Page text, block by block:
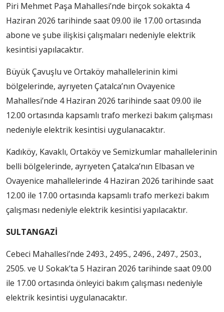
Piri Mehmet Paşa Mahallesi’nde birçok sokakta 4
Haziran 2026 tarihinde saat 09.00 ile 17.00 ortasında
abone ve şube ilişkisi çalışmaları nedeniyle elektrik
kesintisi yapılacaktır.
Büyük Çavuşlu ve Ortaköy mahallelerinin kimi
bölgelerinde, ayrıyeten Çatalca’nın Ovayenice
Mahallesi’nde 4 Haziran 2026 tarihinde saat 09.00 ile
12.00 ortasında kapsamlı trafo merkezi bakım çalışması
nedeniyle elektrik kesintisi uygulanacaktır.
Kadıköy, Kavaklı, Ortaköy ve Semizkumlar mahallelerinin
belli bölgelerinde, ayrıyeten Çatalca’nın Elbasan ve
Ovayenice mahallelerinde 4 Haziran 2026 tarihinde saat
12.00 ile 17.00 ortasında kapsamlı trafo merkezi bakım
çalışması nedeniyle elektrik kesintisi yapılacaktır.
SULTANGAZİ
Cebeci Mahallesi’nde 2493., 2495., 2496., 2497., 2503.,
2505. ve U Sokak’ta 5 Haziran 2026 tarihinde saat 09.00
ile 17.00 ortasında önleyici bakım çalışması nedeniyle
elektrik kesintisi uygulanacaktır.